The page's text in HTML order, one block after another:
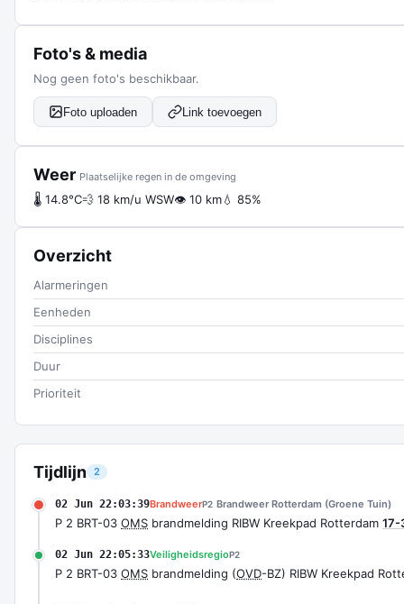
Tijdlijn 2
02 Jun 22:03:39BrandweerP2 Brandweer Rotterdam (Groene Tuin)
P 2 BRT-03 OMS brandmelding RIBW Kreekpad Rotterdam 17-
02 Jun 22:05:33VeiligheidsregioP2
P 2 BRT-03 OMS brandmelding (OVD-BZ) RIBW Kreekpad
Foto's & media
Nog geen foto's beschikbaar.
Foto uploaden Link toevoegen
Weer Plaatselijke regen in de omgeving
🌡 14.8°C💨 18 km/u WSW👁 10 km💧 85%
Overzicht
Alarmeringen
Eenheden
Disciplines
Duur
Prioriteit